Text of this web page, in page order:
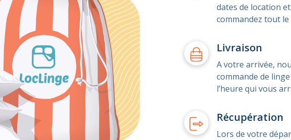
dates de location
commandez tout
Livraison
A votre arrivée,
commande de
l’heure qui vous
Récupération
Lors de votre